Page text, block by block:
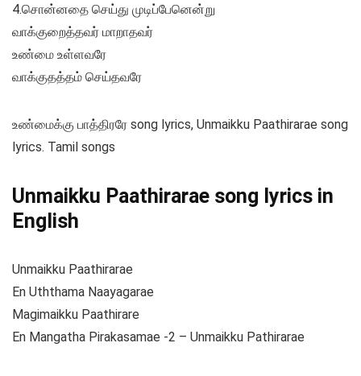
4.சொன்னதை செய்து முடிப்பேனென்று
வாக்குறைத்தவர் மாறாதவர்
உண்மை உள்ளவரே
வாக்குதத்தம் செய்தவரே
உண்மைக்கு பாத்திரரே song lyrics, Unmaikku Paathirarae song
lyrics. Tamil songs
Unmaikku Paathirarae song lyrics in
English
Unmaikku Paathirarae
En Uththama Naayagarae
Magimaikku Paathirare
En Mangatha Pirakasamae -2 – Unmaikku Pathirarae